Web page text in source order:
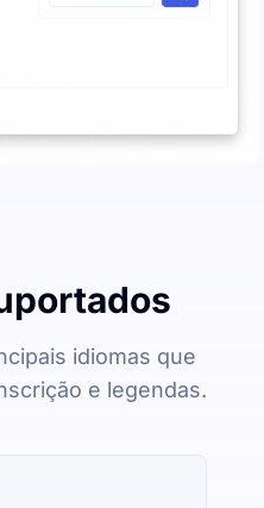
idiomas que
e legendas.